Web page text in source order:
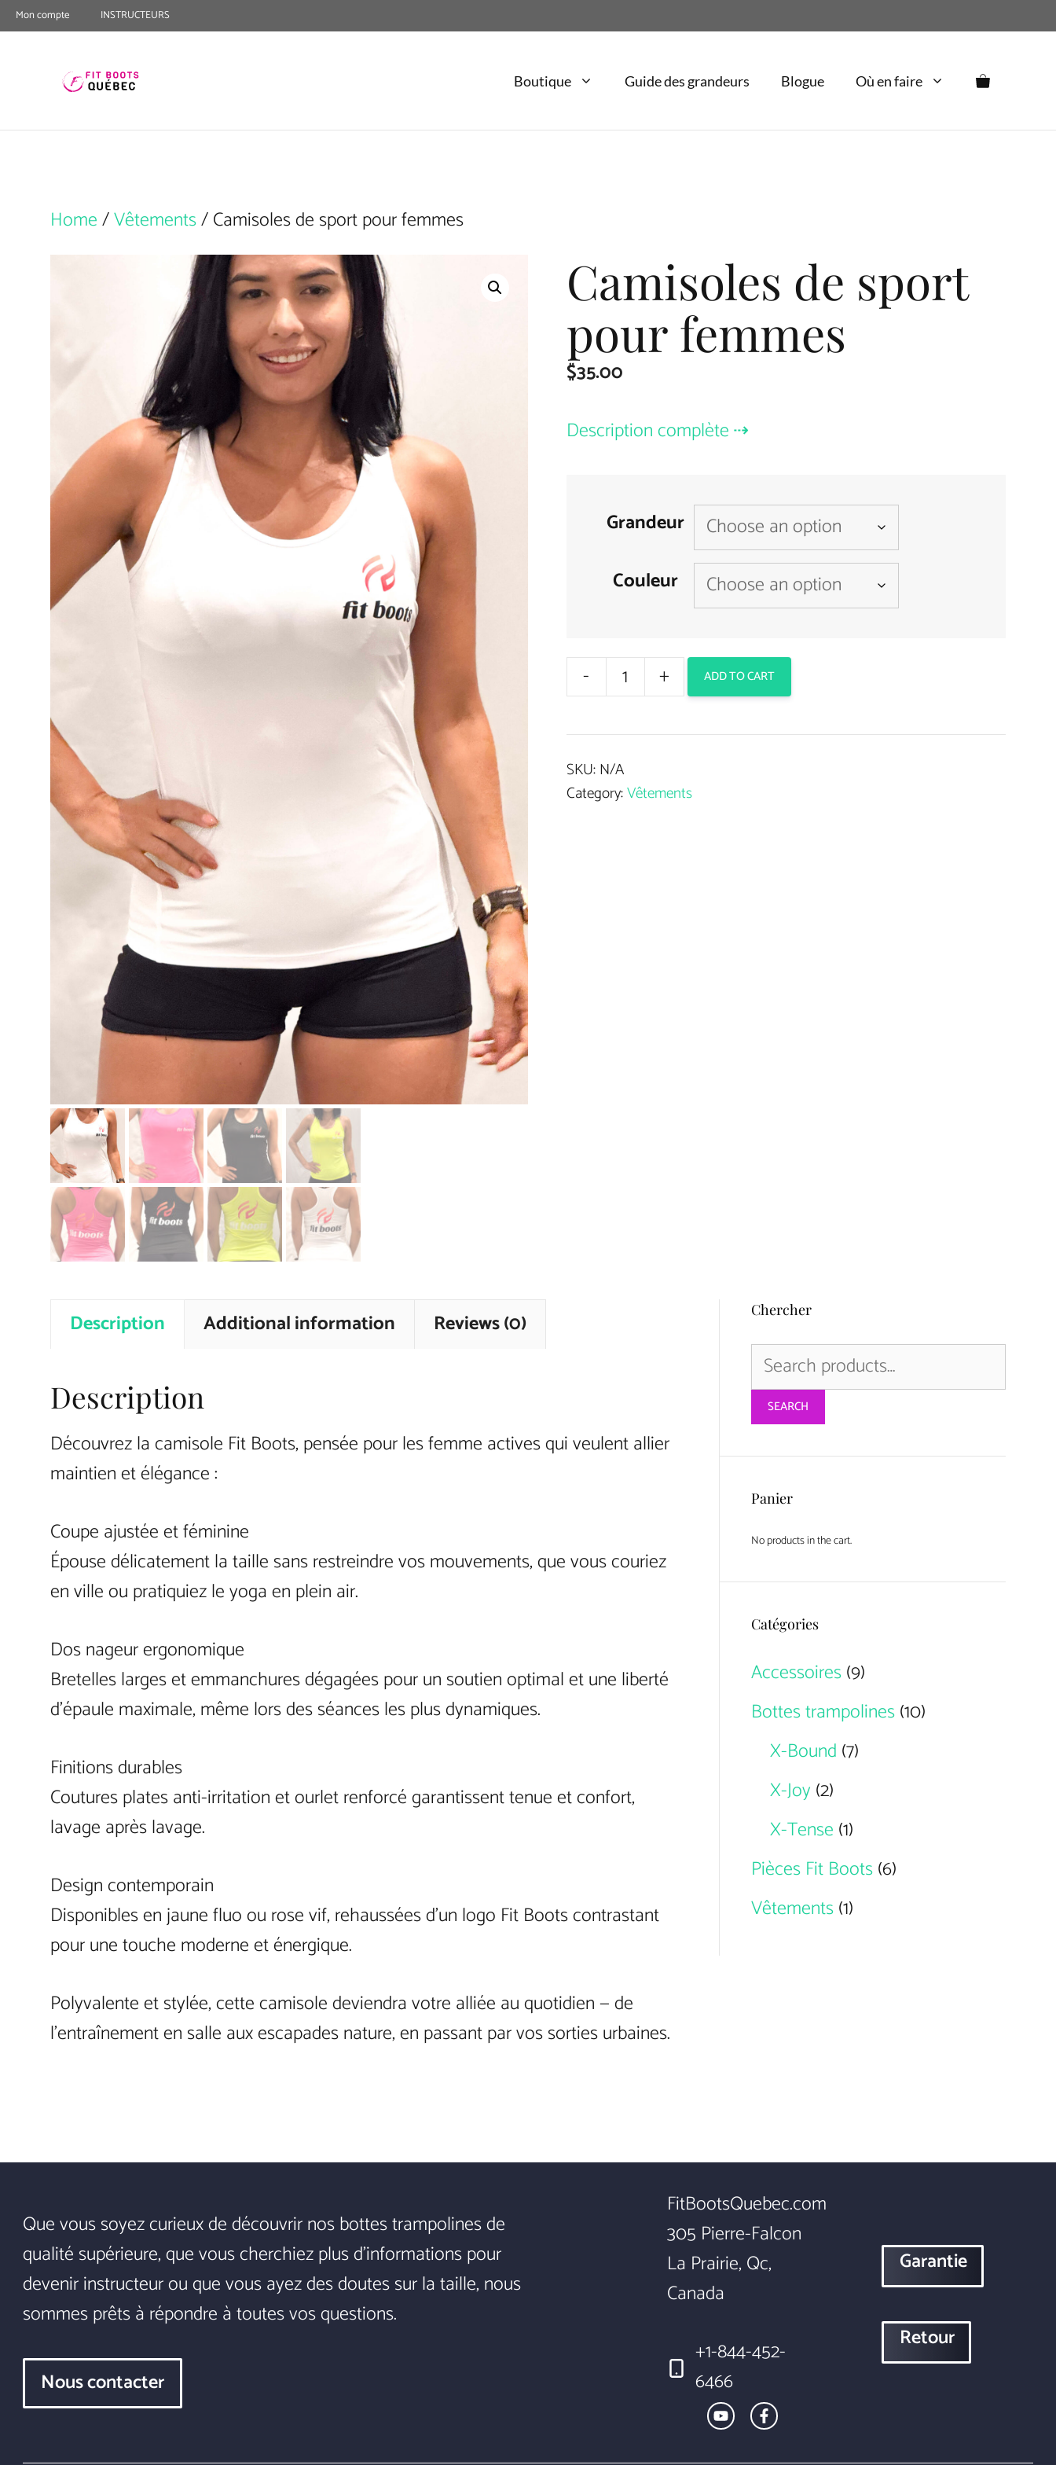
SkipMon compte INSTRUCTEURS
Boutique Guide des grandeurs Blogue Où en faire
Home/Vêtements/ Camisoles de sport pour femmes
Camisoles de sport
pour femmes
$35.00
Description complète
Grandeur
Couleur
-
Camisoles
pour
femmes
+ ADD TO CART
SKU:N/A
Category:Vêtements
Description Additional information Reviews (0)
Description
Découvrez la camisole Fit Boots, pensée pour les femme actives qui veulent allier
maintien et élégance :
Coupe ajustée et féminine
Épouse délicatement la taille sans restreindre vos mouvements, que vous couriez
en ville ou pratiquiez le yoga en plein air.
Dos nageur ergonomique
Bretelles larges et emmanchures dégagées pour un soutien optimal et une liberté
d’épaule maximale, même lors des séances les plus dynamiques.
Finitions durables
Coutures plates anti-irritation et ourlet renforcé garantissent tenue et confort,
lavage après lavage.
Design contemporain
Disponibles en jaune fluo ou rose vif, rehaussées d’un logo Fit Boots contrastant
pour une touche moderne et énergique.
Polyvalente et stylée, cette camisole deviendra votre alliée au quotidien — de
l’entraînement en salle aux escapades nature, en passant par vos sorties urbaines.
Chercher
Search
for:
SEARCH
Panier
No products in the cart.
Catégories
Accessoires(9)
Bottes trampolines(10)
X-Bound (7)
X-Joy (2)
X-Tense (1)
Pièces Fit Boots(6)
Vêtements(1)
Que vous soyez curieux de découvrir nos bottes trampolines de
qualité supérieure, que vous cherchiez plus d'informations pour
devenir instructeur ou que vous ayez des doutes sur la taille, nous
sommes prêts à répondre à toutes vos questions.
Nous contacter
FitBootsQuebec.com
305 Pierre-Falcon
La Prairie, Qc,
Canada
+1-844-452-
6466
Garantie
Retour